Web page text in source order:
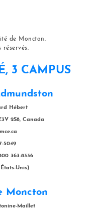
de Moncton.
réservés.
3 CAMPUS
Hébert
2S8, Canada
5049
363-8336
Unis)
Moncton
Maillet